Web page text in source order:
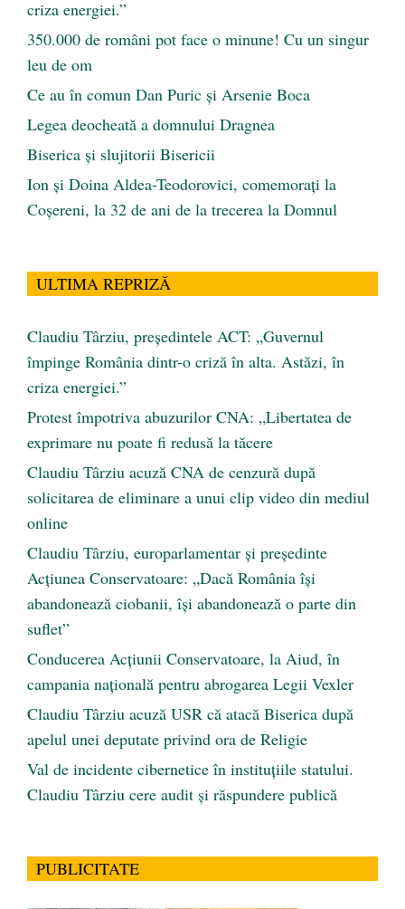
criza energiei.”
350.000 de români pot face o minune! Cu un singur
leu de om
Ce au în comun Dan Puric şi Arsenie Boca
Legea deocheată a domnului Dragnea
Biserica și slujitorii Bisericii
Ion și Doina Aldea-Teodorovici, comemorați la
Coșereni, la 32 de ani de la trecerea la Domnul
ULTIMA REPRIZĂ
Claudiu Târziu, președintele ACT: „Guvernul
împinge România dintr-o criză în alta. Astăzi, în
criza energiei.”
Protest împotriva abuzurilor CNA: „Libertatea de
exprimare nu poate fi redusă la tăcere
Claudiu Târziu acuză CNA de cenzură după
solicitarea de eliminare a unui clip video din mediul
online
Claudiu Târziu, europarlamentar și președinte
Acțiunea Conservatoare: „Dacă România își
abandonează ciobanii, își abandonează o parte din
suflet”
Conducerea Acțiunii Conservatoare, la Aiud, în
campania națională pentru abrogarea Legii Vexler
Claudiu Târziu acuză USR că atacă Biserica după
apelul unei deputate privind ora de Religie
Val de incidente cibernetice în instituțiile statului.
Claudiu Târziu cere audit și răspundere publică
PUBLICITATE